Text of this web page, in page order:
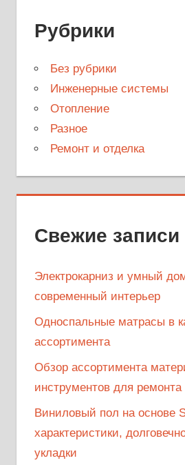
Рубрики
Без рубрики
Инженерные системы
Отопление
Разное
Ремонт и отделка
Свежие записи
Электрокарниз и умный
современный интерьер
Односпальные матрасы в
ассортимента
Обзор ассортимента
инструментов для ремонта
Виниловый пол на основе
характеристики,
укладки